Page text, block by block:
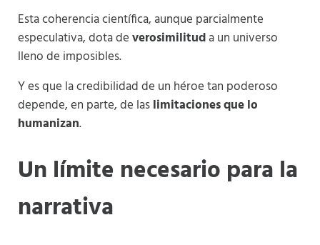
Esta coherencia científica, aunque parcialmente
especulativa, dota deverosimilituda un universo
lleno de imposibles.
Y es que la credibilidad de un héroe tan poderoso
depende, en parte, de laslimitaciones que lo
humanizan.
Un límite necesario para la
narrativa